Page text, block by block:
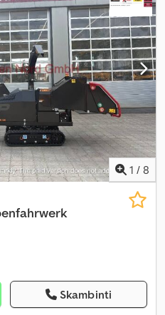
1 / 8
Skambinti